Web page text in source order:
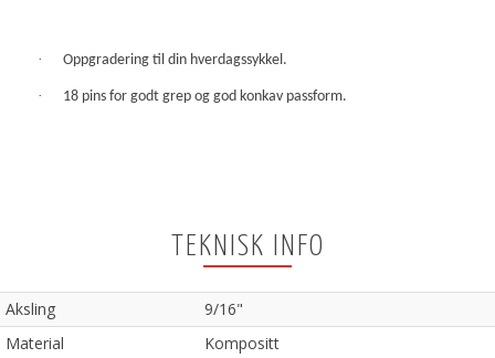
· Oppgradering til din hverdagssykkel.
· 18 pins for godt grep og god konkav passform.
TEKNISK INFO
Aksling
9/16"
Material
Kompositt